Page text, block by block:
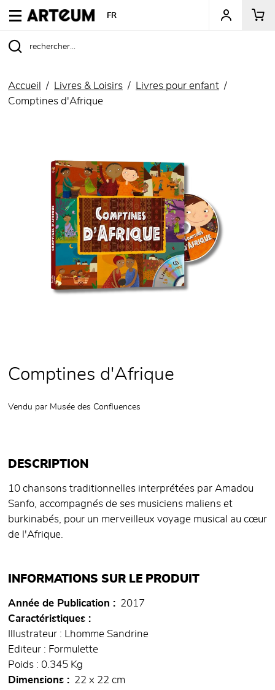
ARTEUM, la référence des boutiques de musées
FR
Accueil Livres & Loisirs
Livres pour enfant
Comptines d'Afrique
Comptines d'Afrique
Vendu par Musée des Confluences
DESCRIPTION
10 chansons traditionnelles interprétées par Amadou
Sanfo, accompagnés de ses musiciens maliens et
burkinabés, pour un merveilleux voyage musical au cœur
de l'Afrique.
INFORMATIONS SUR LE PRODUIT
Année de Publication
2017
Caractéristiques
Illustrateur : Lhomme Sandrine
Editeur : Formulette
Poids : 0.345 Kg
Dimensions
22 x 22 cm